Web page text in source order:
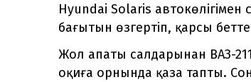
Hyundai Solaris
бағытын өзгертіп, қарсы
Жол апаты салдарынан ВАЗ-
оқиға орнында қаза тапты.